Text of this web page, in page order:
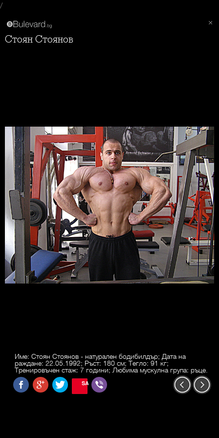
/
Стоян Стоянов
Име: Стоян Стоянов - натурален бодибилдър; Дата на
раждане: 22.05.1992; Ръст: 180 см; Тегло: 91 кг;
Тренировъчен стаж: 7 години; Любима мускулна група: ръце.
SAVE